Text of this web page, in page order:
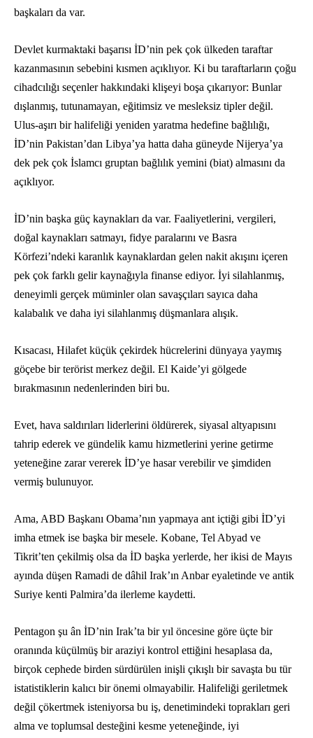
başkaları da var.
Devlet kurmaktaki başarısı İD’nin pek çok ülkeden taraftar
kazanmasının sebebini kısmen açıklıyor. Ki bu taraftarların çoğu
cihadcılığı seçenler hakkındaki klişeyi boşa çıkarıyor: Bunlar
dışlanmış, tutunamayan, eğitimsiz ve mesleksiz tipler değil.
Ulus-aşırı bir halifeliği yeniden yaratma hedefine bağlılığı,
İD’nin Pakistan’dan Libya’ya hatta daha güneyde Nijerya’ya
dek pek çok İslamcı gruptan bağlılık yemini (biat) almasını da
açıklıyor.
İD’nin başka güç kaynakları da var. Faaliyetlerini, vergileri,
doğal kaynakları satmayı, fidye paralarını ve Basra
Körfezi’ndeki karanlık kaynaklardan gelen nakit akışını içeren
pek çok farklı gelir kaynağıyla finanse ediyor. İyi silahlanmış,
deneyimli gerçek müminler olan savaşçıları sayıca daha
kalabalık ve daha iyi silahlanmış düşmanlara alışık.
Kısacası, Hilafet küçük çekirdek hücrelerini dünyaya yaymış
göçebe bir terörist merkez değil. El Kaide’yi gölgede
bırakmasının nedenlerinden biri bu.
Evet, hava saldırıları liderlerini öldürerek, siyasal altyapısını
tahrip ederek ve gündelik kamu hizmetlerini yerine getirme
yeteneğine zarar vererek İD’ye hasar verebilir ve şimdiden
vermiş bulunuyor.
Ama, ABD Başkanı Obama’nın yapmaya ant içtiği gibi İD’yi
imha etmek ise başka bir mesele. Kobane, Tel Abyad ve
Tikrit’ten çekilmiş olsa da İD başka yerlerde, her ikisi de Mayıs
ayında düşen Ramadi de dâhil Irak’ın Anbar eyaletinde ve antik
Suriye kenti Palmira’da ilerleme kaydetti.
Pentagon şu ân İD’nin Irak’ta bir yıl öncesine göre üçte bir
oranında küçülmüş bir araziyi kontrol ettiğini hesaplasa da,
birçok cephede birden sürdürülen inişli çıkışlı bir savaşta bu tür
istatistiklerin kalıcı bir önemi olmayabilir. Halifeliği geriletmek
değil çökertmek isteniyorsa bu iş, denetimindeki toprakları geri
alma ve toplumsal desteğini kesme yeteneğinde, iyi